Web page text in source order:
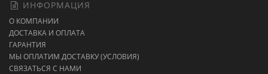
ИНФОРМАЦИЯ
О КОМПАНИИ
ДОСТАВКА И ОПЛАТА
ГАРАНТИЯ
МЫ ОПЛАТИМ ДОСТАВКУ (УСЛОВИЯ)
СВЯЗАТЬСЯ С НАМИ